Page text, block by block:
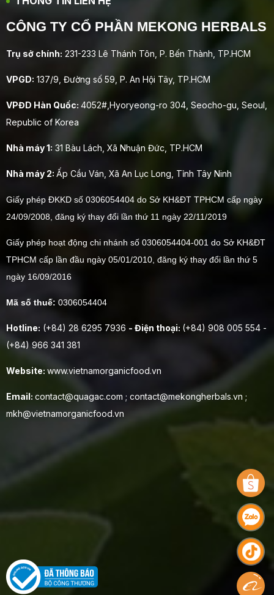
CÔNG TY CỔ PHẦN MEKONG HERBALS
Trụ sở chính: 231-233 Lê Thánh Tôn, P. Bến Thành, TP.HCM
VPGD: 137/9, Đường số 59, P. An Hội Tây, TP.HCM
VPĐD Hàn Quốc: 4052#,Hyoryeong-ro 304, Seocho-gu, Seoul,
Republic of Korea
Nhà máy 1: 31 Bàu Lách, Xã Nhuận Đức, TP.HCM
Nhà máy 2: Ấp Cầu Ván, Xã An Lục Long, Tỉnh Tây Ninh
Giấy phép ĐKKD số 0306054404 do Sở KH&ĐT TPHCM cấp ngày
24/09/2008, đăng ký thay đổi lần thứ 11 ngày 22/11/2019
Giấy phép hoạt động chi nhánh số 0306054404-001 do Sở KH&ĐT
TPHCM cấp lần đầu ngày 05/01/2010, đăng ký thay đổi lần thứ 5
ngày 16/09/2016
Mã số thuế: 0306054404
Hotline: (+84) 28 6295 7936 - Điện thoại: (+84) 908 005 554 -
(+84) 966 341 381
Website: www.vietnamorganicfood.vn
Email: contact@quagac.com ; contact@mekongherbals.vn ;
mkh@vietnamorganicfood.vn